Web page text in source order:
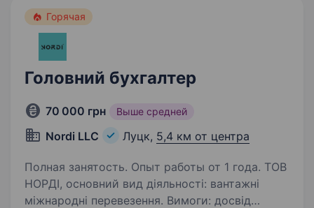
Горячая
Головний бухгалтер
70 000 грн Выше средней
Nordi LLC Луцк, 5,4 км от центра
Полная занятость. Опыт работы от 1 года. ТОВ
НОРДІ, основний вид діяльності: вантажні
міжнародні перевезення. Вимоги: досвід